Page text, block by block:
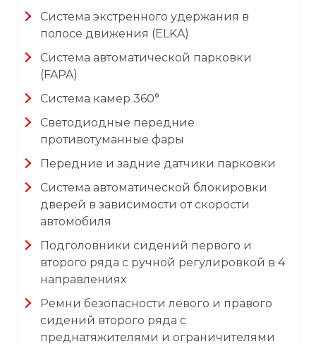
Система экстренного удержания в
полосе движения (ELKA)
Система автоматической парковки
(FAPA)
Система камер 360°
Светодиодные передние
противотуманные фары
Передние и задние датчики парковки
Система автоматической блокировки
дверей в зависимости от скорости
автомобиля
Подголовники сидений первого и
второго ряда с ручной регулировкой в 4
направлениях
Ремни безопасности левого и правого
сидений второго ряда с
преднатяжителями и ограничителями